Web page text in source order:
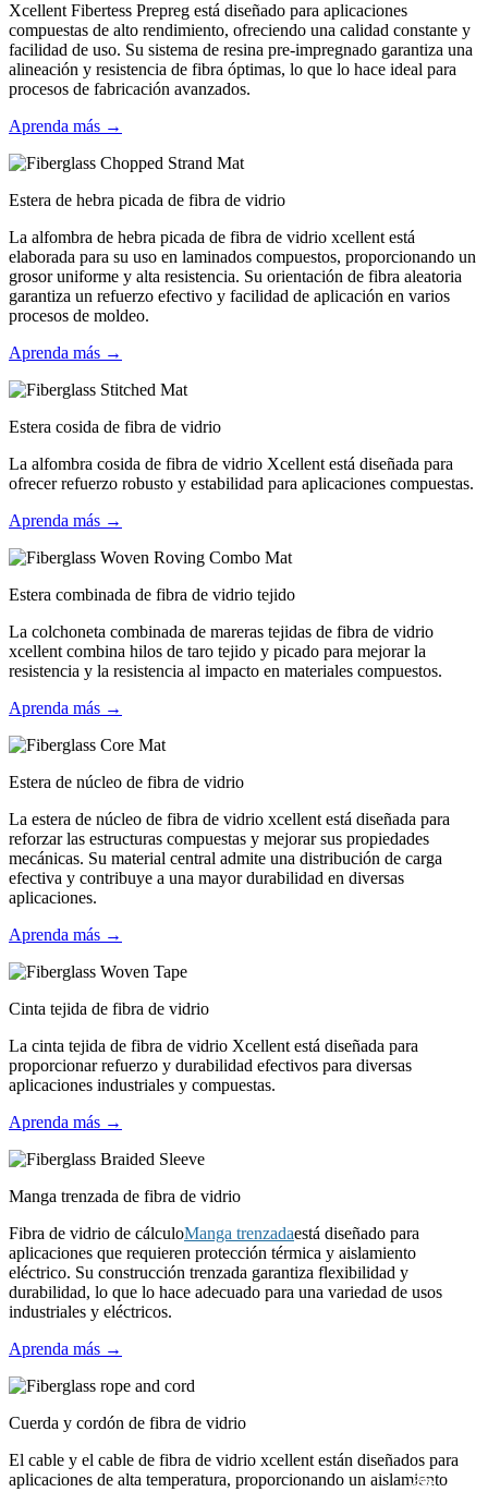
Xcellent Fibertess Prepreg está diseñado para aplicaciones
compuestas de alto rendimiento, ofreciendo una calidad constante y
facilidad de uso. Su sistema de resina pre-impregnado garantiza una
alineación y resistencia de fibra óptimas, lo que lo hace ideal para
procesos de fabricación avanzados.
Aprenda más →
Estera de hebra picada de fibra de vidrio
La alfombra de hebra picada de fibra de vidrio xcellent está
elaborada para su uso en laminados compuestos, proporcionando un
grosor uniforme y alta resistencia. Su orientación de fibra aleatoria
garantiza un refuerzo efectivo y facilidad de aplicación en varios
procesos de moldeo.
Aprenda más →
Estera cosida de fibra de vidrio
La alfombra cosida de fibra de vidrio Xcellent está diseñada para
ofrecer refuerzo robusto y estabilidad para aplicaciones compuestas.
Aprenda más →
Estera combinada de fibra de vidrio tejido
La colchoneta combinada de mareras tejidas de fibra de vidrio
xcellent combina hilos de taro tejido y picado para mejorar la
resistencia y la resistencia al impacto en materiales compuestos.
Aprenda más →
Estera de núcleo de fibra de vidrio
La estera de núcleo de fibra de vidrio xcellent está diseñada para
reforzar las estructuras compuestas y mejorar sus propiedades
mecánicas. Su material central admite una distribución de carga
efectiva y contribuye a una mayor durabilidad en diversas
aplicaciones.
Aprenda más →
Cinta tejida de fibra de vidrio
La cinta tejida de fibra de vidrio Xcellent está diseñada para
proporcionar refuerzo y durabilidad efectivos para diversas
aplicaciones industriales y compuestas.
Aprenda más →
Manga trenzada de fibra de vidrio
Fibra de vidrio de cálculoManga trenzadaestá diseñado para
aplicaciones que requieren protección térmica y aislamiento
eléctrico. Su construcción trenzada garantiza flexibilidad y
durabilidad, lo que lo hace adecuado para una variedad de usos
industriales y eléctricos.
Aprenda más →
Cuerda y cordón de fibra de vidrio
El cable y el cable de fibra de vidrio xcellent están diseñados para
aplicaciones de alta temperatura, proporcionando un aislamiento